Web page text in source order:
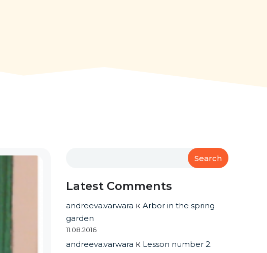
Search
Latest Comments
andreeva.varwara кArbor in the spring
garden
11.08.2016
andreeva.varwara к Lesson number 2.